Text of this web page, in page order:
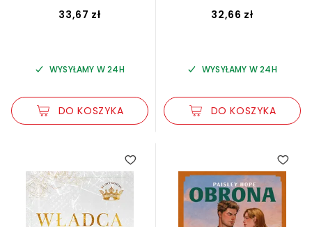
33,67 zł
WYSYŁAMY W 24H
DO KOSZYKA
32,66 zł
WYSYŁAMY W 24H
DO KOSZYKA